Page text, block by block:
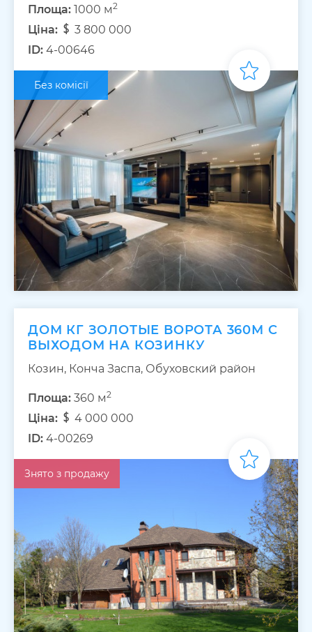
Площа: 1000 м2
Ціна:
3 800 000
ID: 4-00646
Без комісії
ДОМ КГ ЗОЛОТЫЕ ВОРОТА 360М С
ВЫХОДОМ НА КОЗИНКУ
Козин, Конча Заспа, Обуховский район
Площа: 360 м2
Ціна:
4 000 000
ID: 4-00269
Знято з продажу